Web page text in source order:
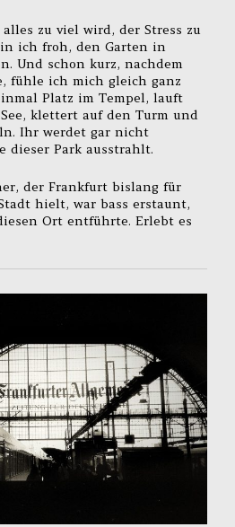
zu viel wird, der Stress zu
ich froh, den Garten in
Und schon kurz, nachdem
fühle ich mich gleich ganz
Platz im Tempel, lauft
klettert auf den Turm und
Ihr werdet gar nicht
dieser Park ausstrahlt.
der Frankfurt bislang für
hielt, war bass erstaunt,
Ort entführte. Erlebt es